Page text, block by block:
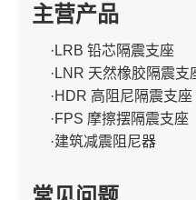
主营产品
·LRB 铅芯隔震支座
·LNR 天然橡胶隔震支
·HDR 高阻尼隔震支座
·FPS 摩擦摆隔震支座
·建筑减震阻尼器